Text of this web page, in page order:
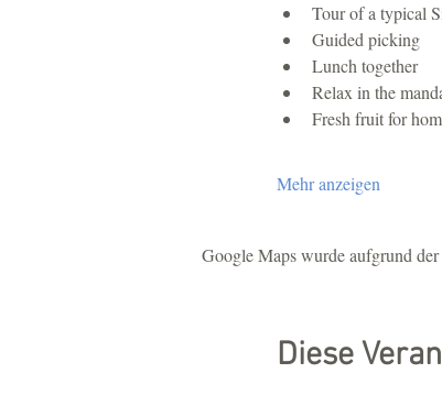
Tour of a typical
Guided picking
Lunch together
Relax in the
Fresh fruit for
Mehr anzeigen
Google Maps wurde aufgrund
Diese